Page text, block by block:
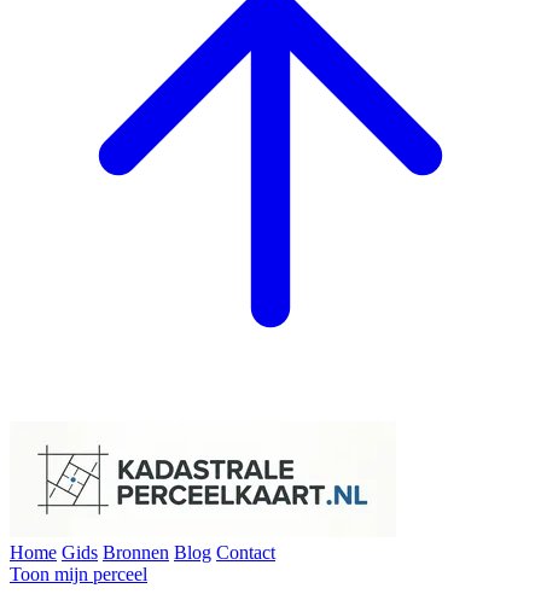
Home Gids Bronnen Blog Contact
Toon mijn perceel